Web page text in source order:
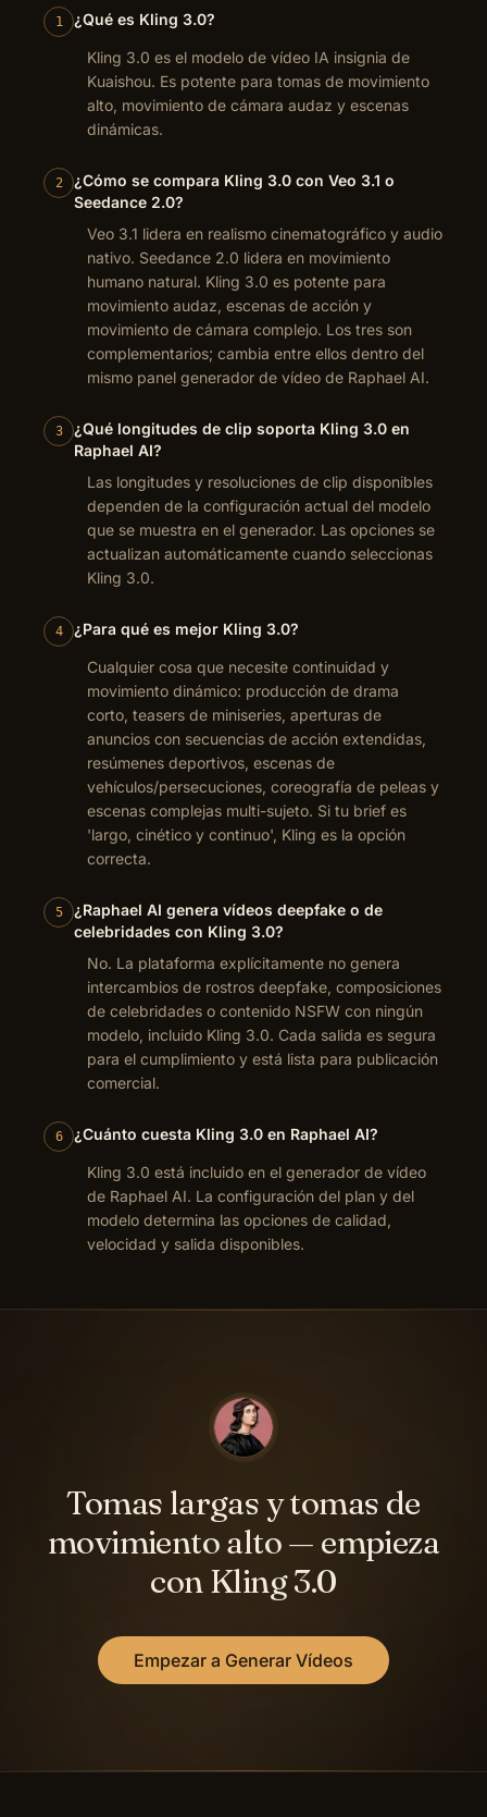
1 ¿Qué es Kling 3.0?
Kling 3.0 es el modelo de vídeo IA insignia de
Kuaishou. Es potente para tomas de movimiento
alto, movimiento de cámara audaz y escenas
dinámicas.
2
¿Cómo se compara Kling 3.0 con Veo 3.1 o
Seedance 2.0?
Veo 3.1 lidera en realismo cinematográfico y audio
nativo. Seedance 2.0 lidera en movimiento
humano natural. Kling 3.0 es potente para
movimiento audaz, escenas de acción y
movimiento de cámara complejo. Los tres son
complementarios; cambia entre ellos dentro del
mismo panel generador de vídeo de Raphael AI.
3
¿Qué longitudes de clip soporta Kling 3.0 en
Raphael AI?
Las longitudes y resoluciones de clip disponibles
dependen de la configuración actual del modelo
que se muestra en el generador. Las opciones se
actualizan automáticamente cuando seleccionas
Kling 3.0.
4 ¿Para qué es mejor Kling 3.0?
Cualquier cosa que necesite continuidad y
movimiento dinámico: producción de drama
corto, teasers de miniseries, aperturas de
anuncios con secuencias de acción extendidas,
resúmenes deportivos, escenas de
vehículos/persecuciones, coreografía de peleas y
escenas complejas multi-sujeto. Si tu brief es
'largo, cinético y continuo', Kling es la opción
correcta.
5
¿Raphael AI genera vídeos deepfake o de
celebridades con Kling 3.0?
No. La plataforma explícitamente no genera
intercambios de rostros deepfake, composiciones
de celebridades o contenido NSFW con ningún
modelo, incluido Kling 3.0. Cada salida es segura
para el cumplimiento y está lista para publicación
comercial.
6 ¿Cuánto cuesta Kling 3.0 en Raphael AI?
Kling 3.0 está incluido en el generador de vídeo
de Raphael AI. La configuración del plan y del
modelo determina las opciones de calidad,
velocidad y salida disponibles.
Tomas largas y tomas de
movimiento alto — empieza
con Kling 3.0
Empezar a Generar Vídeos